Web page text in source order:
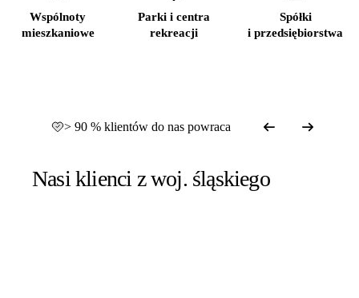
Wspólnoty
mieszkaniowe
Parki i centra
rekreacji
Spółki
i przedsiębiorstwa
> 90 % klientów do nas powraca
Nasi klienci z woj. śląskiego